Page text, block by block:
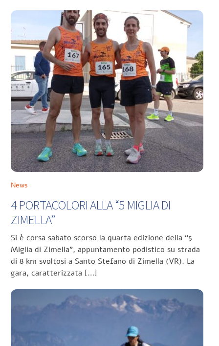
News
4 PORTACOLORI ALLA “5 MIGLIA DI
ZIMELLA”
Si è corsa sabato scorso la quarta edizione della “5
Miglia di Zimella”, appuntamento podistico su strada
di 8 km svoltosi a Santo Stefano di Zimella (VR). La
gara, caratterizzata […]